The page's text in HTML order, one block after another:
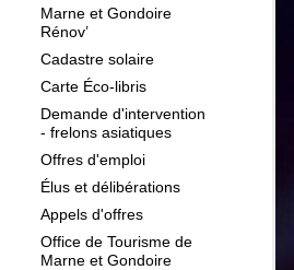
Marne et Gondoire
Rénov’
Cadastre solaire
Carte Éco-libris
Demande d'intervention
- frelons asiatiques
Offres d'emploi
Élus et délibérations
Appels d'offres
Office de Tourisme de
Marne et Gondoire